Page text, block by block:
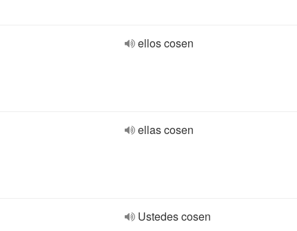
ellos cosen
ellas cosen
Ustedes cosen